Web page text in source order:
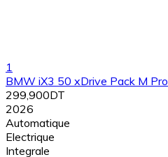
1
BMW iX3 50 xDrive Pack M Pro
299,900DT
2026
Automatique
Electrique
Integrale